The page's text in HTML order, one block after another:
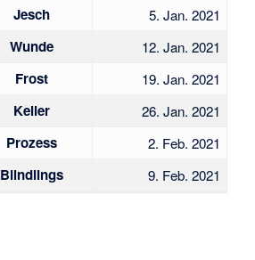
Jesch
5. Jan. 2021
Wunde
12. Jan. 2021
Frost
19. Jan. 2021
Keller
26. Jan. 2021
Prozess
2. Feb. 2021
Blindlings 9. Feb. 2021